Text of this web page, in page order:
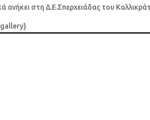
ανήκει στη Δ.Ε.Σπερχειάδας του